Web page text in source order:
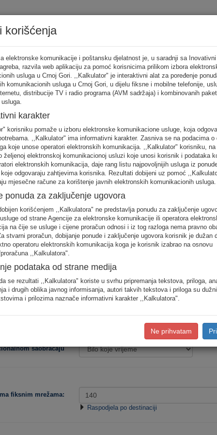
sva
FIKSNA
telefonija
MOBILNA
telefonija
INTERNET
usluge
unos raspodjela saobraćaja je usklađena s ponašanjem karakterističnog
saobraćaja prema konkretnim destinacijama, koristite detaljan unos
Procjena
Niska
saobraćaju
fiksnim mrežama:
Raspodjela po destinaciji
korišćenja
elektronske komunikacije i poštansku djelatnost je, u saradnji sa Inovativni
razvila web aplikaciju za pomoć korisnicima prilikom izbora
usluga u Crnoj Gori. ,,Kalkulator" je interaktivni alat za poređenje
komunikacionih usluga u Crnoj Gori, u dijelu fiksne i mobilne telefonije,
distribucije TV i radio programa (AVM sadržaja) i kombinovanih
karakter
korisniku pomaže u izboru elektronske komunikacione usluge, koja
,,Kalkulator" ima informativni karakter. Zasniva se na podacima o
koje unose operatori elektronskih komunikacija. ,,Kalkulator" korisniku,
željenoj elektronskoj komunikacionoj usluzi koje unosi korisnik i podataka
elektronskih komunikacija, daje rang listu najpovoljnijih usluga iz
odgovaraju zahtjevima korisnika. Rezultati dobijeni uz pomoć
mjesečne račune za korištenje javnih elektronskih komunikacionih usluga.
ponuda za zaključenje ugovora
korišćenjem ,,Kalkulatora" ne predstavlja ponudu za zaključenje
od strane Agencije za elektronske komunikacije ili operatora
na čije se usluge i cijene proračun odnosi i iz tog razloga nema pravno
stvarni proračun, dobijanje ponude i zaključenje ugovora korisnik je dužan
operatoru elektronskih komunikacija koga je korisnik izabrao na osnovu
,,Kalkulatora".
podataka od strane medija
se rezultati ,,Kalkulatora" koriste u svrhu pripremanja tekstova, priloga,
i drugih oblika javnog informisanja, autori takvih tekstova i priloga su
i prilozima naznače informativni karakter ,,Kalkulatora".
Ne prihvatam